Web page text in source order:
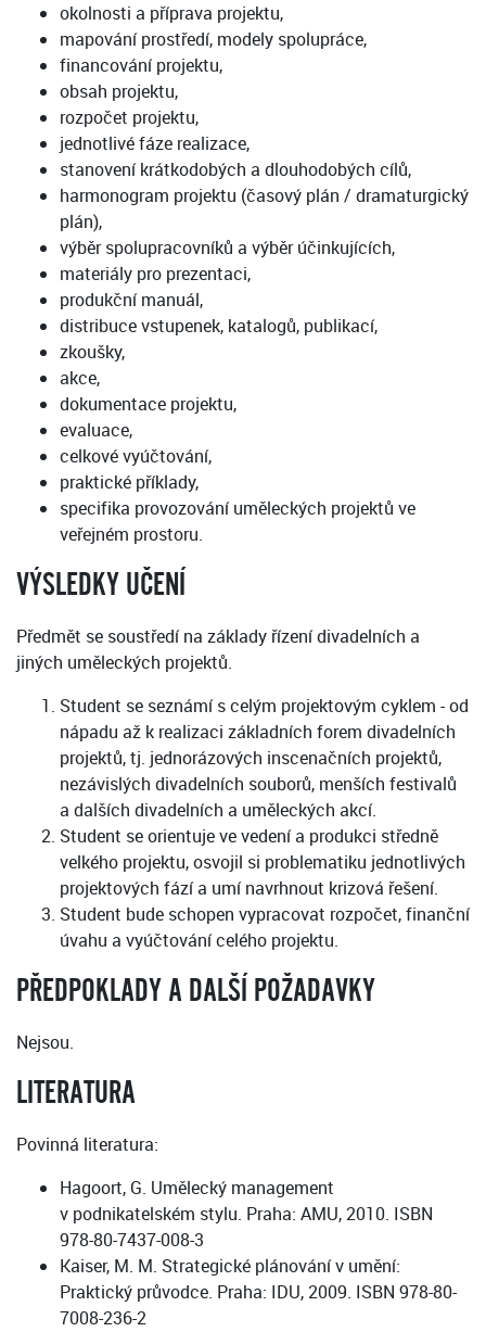
okolnosti a příprava projektu,
mapování prostředí, modely spolupráce,
financování projektu,
obsah projektu,
rozpočet projektu,
jednotlivé fáze realizace,
stanovení krátkodobých a dlouhodobých cílů,
harmonogram projektu (časový plán / dramaturgický
plán),
výběr spolupracovníků a výběr účinkujících,
materiály pro prezentaci,
produkční manuál,
distribuce vstupenek, katalogů, publikací,
zkoušky,
akce,
dokumentace projektu,
evaluace,
celkové vyúčtování,
praktické příklady,
specifika provozování uměleckých projektů ve
veřejném prostoru.
VÝSLEDKY UČENÍ
Předmět se soustředí na základy řízení divadelních a
jiných uměleckých projektů.
Student se seznámí s celým projektovým cyklem - od
nápadu až k realizaci základních forem divadelních
projektů, tj. jednorázových inscenačních projektů,
nezávislých divadelních souborů, menších festivalů
a dalších divadelních a uměleckých akcí.
Student se orientuje ve vedení a produkci středně
velkého projektu, osvojil si problematiku jednotlivých
projektových fází a umí navrhnout krizová řešení.
Student bude schopen vypracovat rozpočet, finanční
úvahu a vyúčtování celého projektu.
PŘEDPOKLADY A DALŠÍ POŽADAVKY
Nejsou.
LITERATURA
Povinná literatura:
Hagoort, G. Umělecký management
v podnikatelském stylu. Praha: AMU, 2010. ISBN
978-80-7437-008-3
Kaiser, M. M. Strategické plánování v umění:
Praktický průvodce. Praha: IDU, 2009. ISBN 978-80-
7008-236-2